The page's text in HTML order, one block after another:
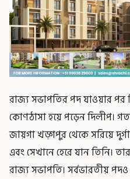
রাজ্য সভাপতির পদ যাওয়ার পর
কোণঠাসা হয়ে পড়েন দিলীপ।
জায়গা খড়্গপুর থেকে সরিয়ে
এবং সেখানে হেরে যান তিনি।
রাজ্য সভাপতি। সর্বভারতীয়